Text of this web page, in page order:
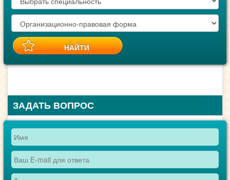
ЗАДАТЬ ВОПРОС